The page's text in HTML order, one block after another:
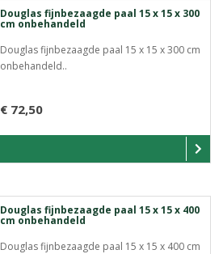
Douglas fijnbezaagde paal 15 x 15 x 300
cm onbehandeld
Douglas fijnbezaagde paal 15 x 15 x 300 cm
onbehandeld..
€ 72,50
Douglas fijnbezaagde paal 15 x 15 x 400
cm onbehandeld
Douglas fijnbezaagde paal 15 x 15 x 400 cm